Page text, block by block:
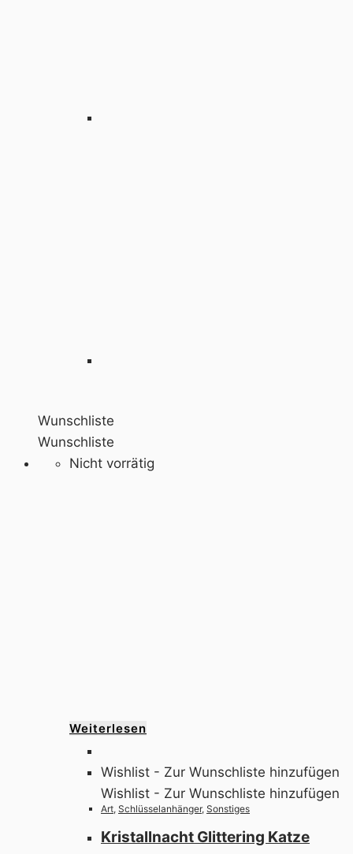
Wunschliste
Wunschliste
Nicht vorrätig
Weiterlesen
Wishlist - Zur Wunschliste hinzufügen
Wishlist - Zur Wunschliste hinzufügen
Art, Schlüsselanhänger, Sonstiges
Kristallnacht Glittering Katze